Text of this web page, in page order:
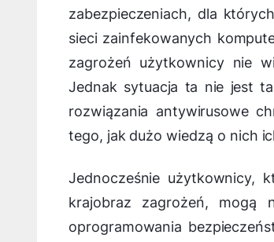
zabezpieczeniach, dla
sieci zainfekowanych
zagrożeń użytkownicy nie
Jednak sytuacja ta nie jest
rozwiązania antywirusowe
tego, jak dużo wiedzą o nich
Jednocześnie użytkownicy,
krajobraz zagrożeń, mogą
oprogramowania